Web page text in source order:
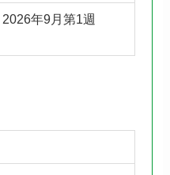
2026年9月第1週